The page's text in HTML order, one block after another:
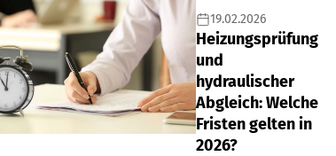
19.02.2026
Heizungsprüfung
und
hydraulischer
Abgleich: Welche
Fristen gelten in
2026?